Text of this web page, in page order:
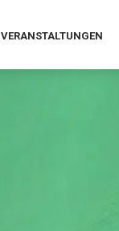
VERANSTALTUNGEN